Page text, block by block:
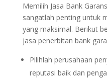
Memilih Jasa Bank
sangatlah penting untuk
yang maksimal. Berikut
jasa penerbitan bank
Pilihlah perusahaan
reputasi baik dan